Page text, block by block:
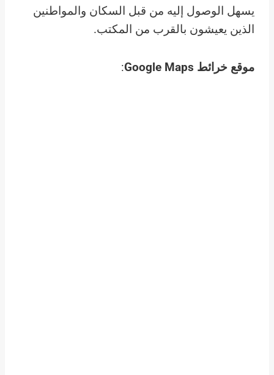
يسهل الوصول إليه من قبل السكان والمواطنين
الذين يعيشون بالقرب من المكتب.
موقع خرائط Google Maps :